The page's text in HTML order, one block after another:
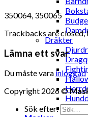
Dräkter
350064, 350065
Trackbacks are closed,
Lämna ett svar
Du måste vara inloggad
Copyright 2026 ©
Sök efter: